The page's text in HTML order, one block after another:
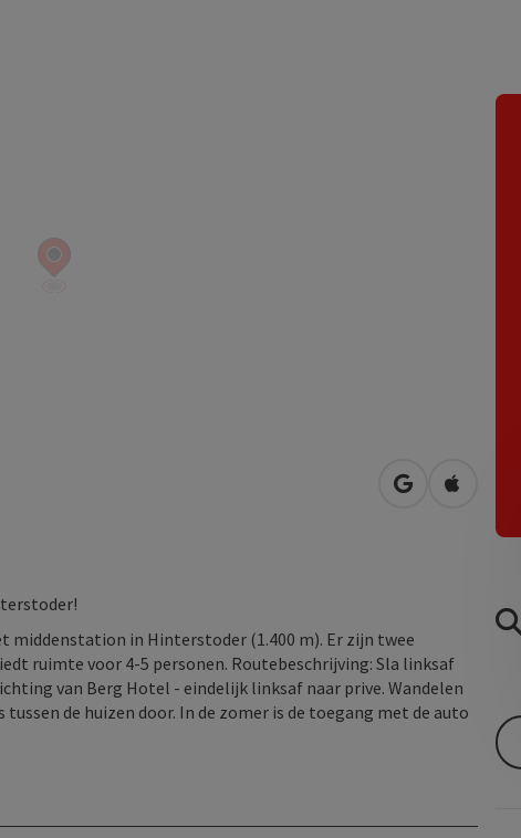
Openen inOpenen
middenstation in Hinterstoder (1.400 m). Er zijn twee
ruimte voor 4-5 personen. Routebeschrijving: Sla linksaf
van Berg Hotel - eindelijk linksaf naar prive. Wandelen
de huizen door. In de zomer is de toegang met de auto